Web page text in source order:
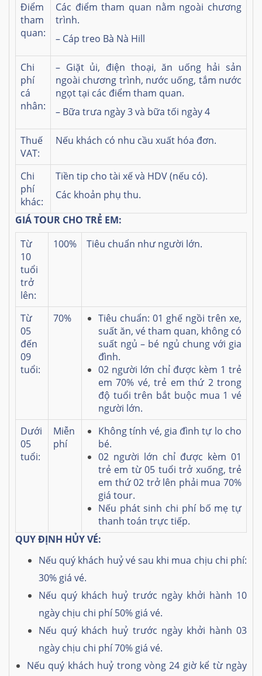
Điểm
tham
quan:
Các điểm tham quan nằm ngoài chương
trình.
– Cáp treo Bà Nà Hill
Chi
phí
cá
nhân:
– Giặt ủi, điện thoại, ăn uống hải sản
ngoài chương trình, nước uống, tắm nước
ngọt tại các điểm tham quan.
– Bữa trưa ngày 3 và bữa tối ngày 4
Thuế
VAT:
Nếu khách có nhu cầu xuất hóa đơn.
Chi
phí
khác:
Tiền tip cho tài xế và HDV (nếu có).
Các khoản phụ thu.
GIÁ TOUR CHO TRẺ EM:
Từ
10
tuổi
trở
lên:
100% Tiêu chuẩn như người lớn.
Từ
05
đến
09
tuổi:
70%
Tiêu chuẩn: 01 ghế ngồi trên xe,
suất ăn, vé tham quan, không có
suất ngủ – bé ngủ chung với gia
đình.
02 người lớn chỉ được kèm 1 trẻ
em 70% vé, trẻ em thứ 2 trong
độ tuổi trên bắt buộc mua 1 vé
người lớn.
Dưới
05
tuổi:
Miễn
phí
Không tính vé, gia đình tự lo cho
bé.
02 người lớn chỉ được kèm 01
trẻ em từ 05 tuổi trở xuống, trẻ
em thứ 02 trở lên phải mua 70%
giá tour.
Nếu phát sinh chi phí bố mẹ tự
thanh toán trực tiếp.
QUY ĐỊNH HỦY VÉ:
Nếu quý khách huỷ vé sau khi mua chịu chi phí:
30% giá vé.
Nếu quý khách huỷ trước ngày khởi hành 10
ngày chịu chi phí 50% giá vé.
Nếu quý khách huỷ trước ngày khởi hành 03
ngày chịu chi phí 70% giá vé.
Nếu quý khách huỷ trong vòng 24 giờ kể từ ngày